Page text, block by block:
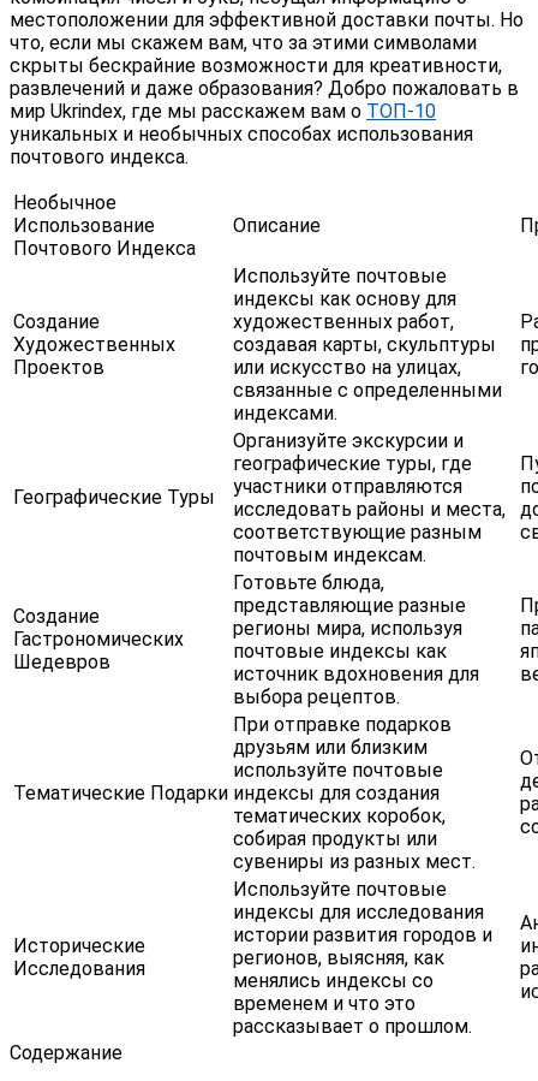
местоположении для эффективной доставки почты. Но
что, если мы скажем вам, что за этими символами
скрыты бескрайние возможности для креативности,
развлечений и даже образования? Добро пожаловать в
мир Ukrindex, где мы расскажем вам о ТОП-10
уникальных и необычных способах использования
почтового индекса.
Необычное
Использование
Почтового Индекса
Описание
Создание
Художественных
Проектов
Используйте почтовые
индексы как основу для
художественных работ,
создавая карты, скульптуры
или искусство на улицах,
связанные с определенными
индексами.
Географические Туры
Организуйте экскурсии и
географические туры, где
участники отправляются
исследовать районы и места,
соответствующие разным
почтовым индексам.
Создание
Гастрономических
Шедевров
Готовьте блюда,
представляющие разные
регионы мира, используя
почтовые индексы как
источник вдохновения для
выбора рецептов.
Тематические Подарки
При отправке подарков
друзьям или близким
используйте почтовые
индексы для создания
тематических коробок,
собирая продукты или
сувениры из разных мест.
Исторические
Исследования
Используйте почтовые
индексы для исследования
истории развития городов и
регионов, выясняя, как
менялись индексы со
временем и что это
рассказывает о прошлом.
Содержание